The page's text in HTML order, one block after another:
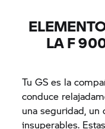
LA F
Tu GS es la
conduce
una seguridad,
insuperables.